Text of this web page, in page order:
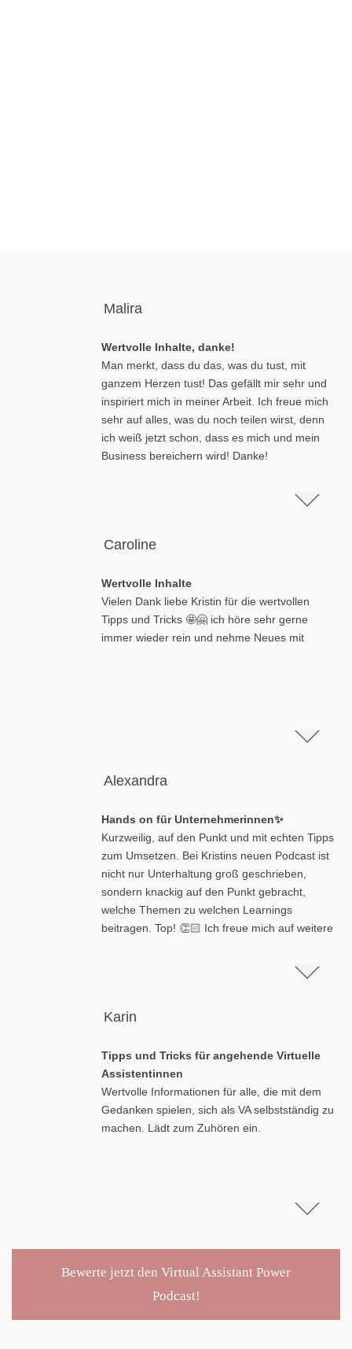
Malira
Wertvolle Inhalte, danke!
Man merkt, dass du das, was du tust, mit
ganzem Herzen tust! Das gefällt mir sehr und
inspiriert mich in meiner Arbeit. Ich freue mich
sehr auf alles, was du noch teilen wirst, denn
ich weiß jetzt schon, dass es mich und mein
Business bereichern wird! Danke!
Caroline
Wertvolle Inhalte
Vielen Dank liebe Kristin für die wertvollen
Tipps und Tricks 🤩🤗 ich höre sehr gerne
immer wieder rein und nehme Neues mit
Alexandra
Hands on für Unternehmerinnen✨
Kurzweilig, auf den Punkt und mit echten Tipps
zum Umsetzen. Bei Kristins neuen Podcast ist
nicht nur Unterhaltung groß geschrieben,
sondern knackig auf den Punkt gebracht,
welche Themen zu welchen Learnings
beitragen. Top! 👏🏻 Ich freue mich auf weitere
Karin
Tipps und Tricks für angehende Virtuelle
Assistentinnen
Wertvolle Informationen für alle, die mit dem
Gedanken spielen, sich als VA selbstständig zu
machen. Lädt zum Zuhören ein.
Bewerte jetzt den Virtual Assistant Power
Podcast!